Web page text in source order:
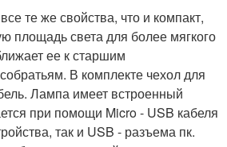
те же свойства, что и компакт,
площадь света для более мягкого
ее к старшим
В комплекте чехол для
Лампа имеет встроенный
при помощи Micro - USB кабеля
так и USB - разъема пк.